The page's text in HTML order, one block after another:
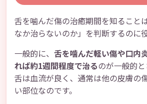
舌を噛んだ傷の治癒期間を知ること
なか治らないのか」を判断するのに
一般的に、 舌を噛んだ軽い傷や口内
れば約1週間程度で治るのが一般的と
舌は血流が良く、通常は他の皮膚の
い部位なのです。